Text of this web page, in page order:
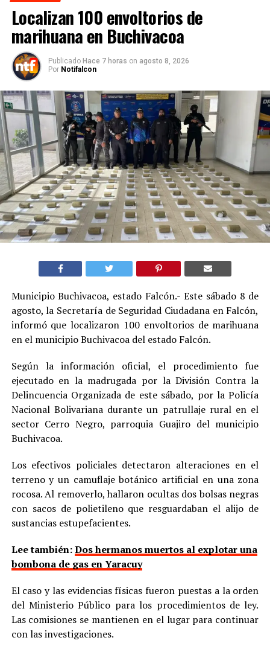
Localizan 100 envoltorios de
marihuana en Buchivacoa
Publicado Hace 7 horas on agosto 8, 2026
Por Notifalcon
Municipio Buchivacoa, estado Falcón.- Este sábado 8 de
agosto, la Secretaría de Seguridad Ciudadana en Falcón,
informó que localizaron 100 envoltorios de marihuana
en el municipio Buchivacoa del estado Falcón.
Según la información oficial, el procedimiento fue
ejecutado en la madrugada por la División Contra la
Delincuencia Organizada de este sábado, por la Policía
Nacional Bolivariana durante un patrullaje rural en el
sector Cerro Negro, parroquia Guajiro del municipio
Buchivacoa.
Los efectivos policiales detectaron alteraciones en el
terreno y un camuflaje botánico artificial en una zona
rocosa. Al removerlo, hallaron ocultas dos bolsas negras
con sacos de polietileno que resguardaban el alijo de
sustancias estupefacientes.
Lee también:Dos hermanos muertos al explotar una
bombona de gas en Yaracuy
El caso y las evidencias físicas fueron puestas a la orden
del Ministerio Público para los procedimientos de ley.
Las comisiones se mantienen en el lugar para continuar
con las investigaciones.